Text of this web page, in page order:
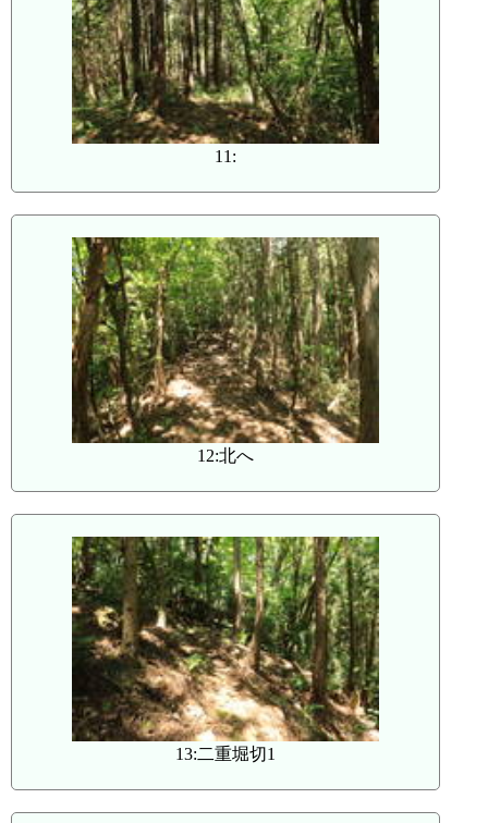
11:
12:北へ
13:二重堀切1